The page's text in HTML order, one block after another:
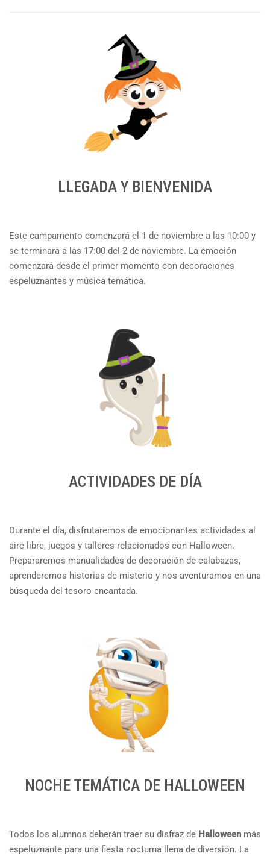
LLEGADA Y BIENVENIDA
Este campamento comenzará el 1 de noviembre a las 10:00 y
se terminará a las 17:00 del 2 de noviembre. La emoción
comenzará desde el primer momento con decoraciones
espeluznantes y música temática.
ACTIVIDADES DE DÍA
Durante el día, disfrutaremos de emocionantes actividades al
aire libre, juegos y talleres relacionados con Halloween.
Prepararemos manualidades de decoración de calabazas,
aprenderemos historias de misterio y nos aventuramos en una
búsqueda del tesoro encantada.
NOCHE TEMÁTICA DE HALLOWEEN
Todos los alumnos deberán traer su disfraz de Halloween más
espeluznante para una fiesta nocturna llena de diversión. La